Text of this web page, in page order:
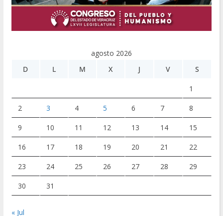
agosto 2026
D
L M X J V S
1
2 3 4 5 6 7 8
9 10 11 12 13 14 15
16 17 18 19 20 21 22
23 24 25 26 27 28 29
30 31
« Jul